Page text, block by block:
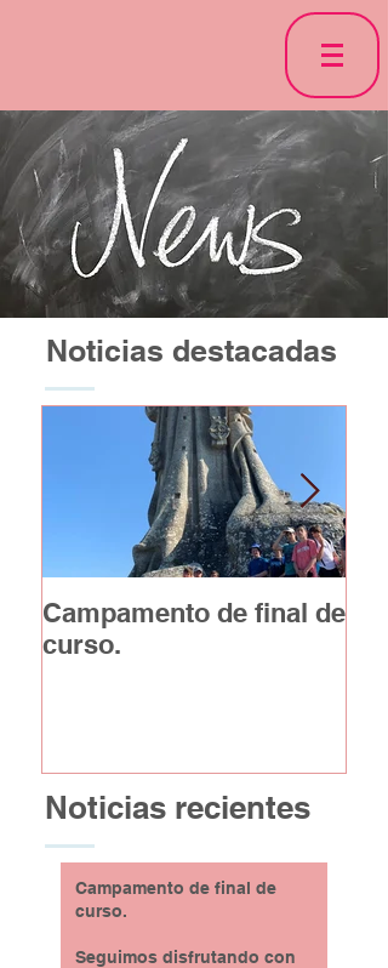
Noticias destacadas
Campamento de final de
curso.
Noticias recientes
Campamento de final de
curso.
Seguimos disfrutando con